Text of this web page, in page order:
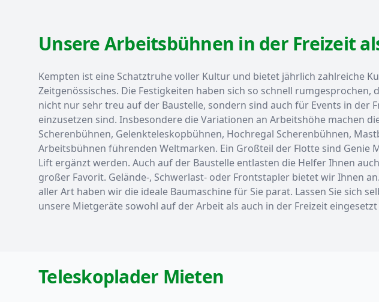
Unsere Arbeitsbühnen in der Freizeit
Kempten ist eine Schatztruhe voller Kultur und bietet jährlich zahlreiche
Zeitgenössisches. Die Festigkeiten haben sich so schnell
nicht nur sehr treu auf der Baustelle, sondern sind auch für Events in
einzusetzen sind. Insbesondere die Variationen an Arbeitshöhe machen
Scherenbühnen, Gelenkteleskopbühnen, Hochregal Scherenbühnen,
Arbeitsbühnen führenden Weltmarken. Ein Großteil der Flotte sind Genie
Lift ergänzt werden. Auch auf der Baustelle entlasten die Helfer Ihnen
großer Favorit. Gelände-, Schwerlast- oder Frontstapler bietet wir Ihnen
aller Art haben wir die ideale Baumaschine für Sie parat. Lassen Sie sich
unsere Mietgeräte sowohl auf der Arbeit als auch in der Freizeit
Teleskoplader Mieten